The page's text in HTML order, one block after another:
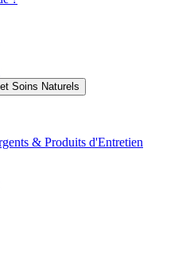
& Produits d'Entretien